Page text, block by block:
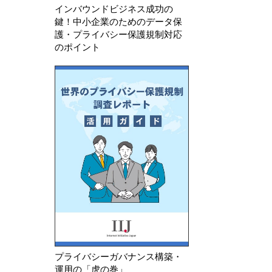
インバウンドビジネス成功の
鍵！中小企業のためのデータ保
護・プライバシー保護規制対応
のポイント
プライバシーガバナンス構築・
運用の「虎の巻」